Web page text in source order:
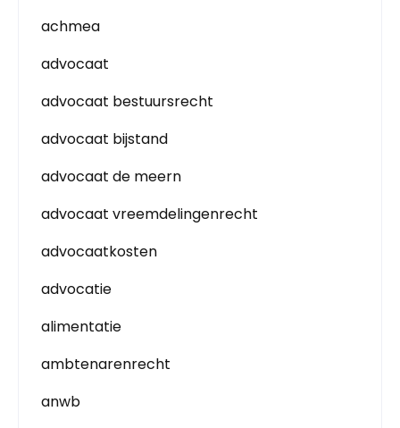
achmea
advocaat
advocaat bestuursrecht
advocaat bijstand
advocaat de meern
advocaat vreemdelingenrecht
advocaatkosten
advocatie
alimentatie
ambtenarenrecht
anwb